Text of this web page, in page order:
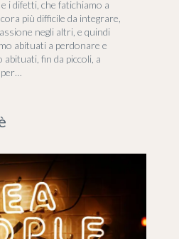
i difetti, che fatichiamo a
più difficile da integrare,
negli altri, e quindi
abituati a perdonare e
abituati, fin da piccoli, a